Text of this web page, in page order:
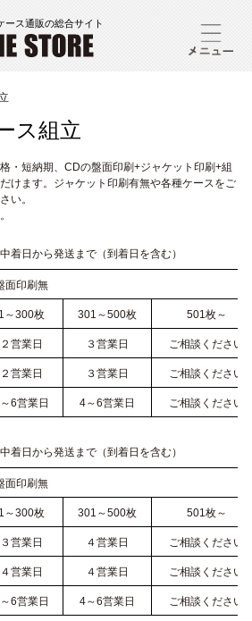
ース通販の総合サイト
ス組立
・短納期、CDの盤面印刷+ジャケット印刷+組
けます。ジャケット印刷有無や各種ケースをご
い。
から発送まで（到着日を含む）
面印刷無
1～300枚 301～500枚 501枚～
２営業日 ３営業日 ご相談ください
２営業日 ３営業日 ご相談ください
6営業日 4～6営業日 ご相談ください
から発送まで（到着日を含む）
面印刷無
1～300枚 301～500枚 501枚～
３営業日 ４営業日 ご相談ください
４営業日 ４営業日 ご相談ください
6営業日 4～6営業日 ご相談ください